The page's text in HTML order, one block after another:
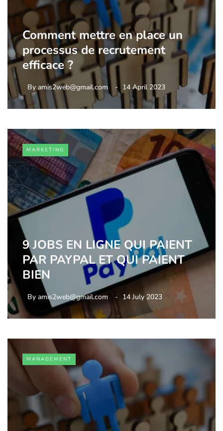
Comment mettre en place un
processus de recrutement
efficace ?
By amis2web@gmail.com 14 April 2023
MARKETING
9 JOBS EN LIGNE QUI PAIENT
PAR PAYPAL ET QUI PAIENT
BIEN
By amis2web@gmail.com 14 July 2023
MANAGEMENT